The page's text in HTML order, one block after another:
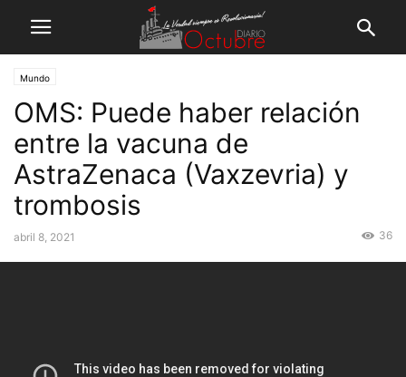
Mundo
OMS: Puede haber relación
entre la vacuna de
AstraZenaca (Vaxzevria) y
trombosis
abril 8, 2021 36